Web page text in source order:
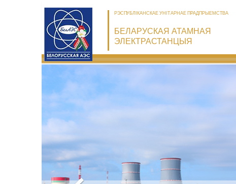
РЭСПУБЛІКАНСКАЕ УНІТАРНАЕ ПРАДПРЫЕМСТВА
БЕЛАРУСКАЯ АТАМНАЯ
ЭЛЕКТРАСТАНЦЫЯ